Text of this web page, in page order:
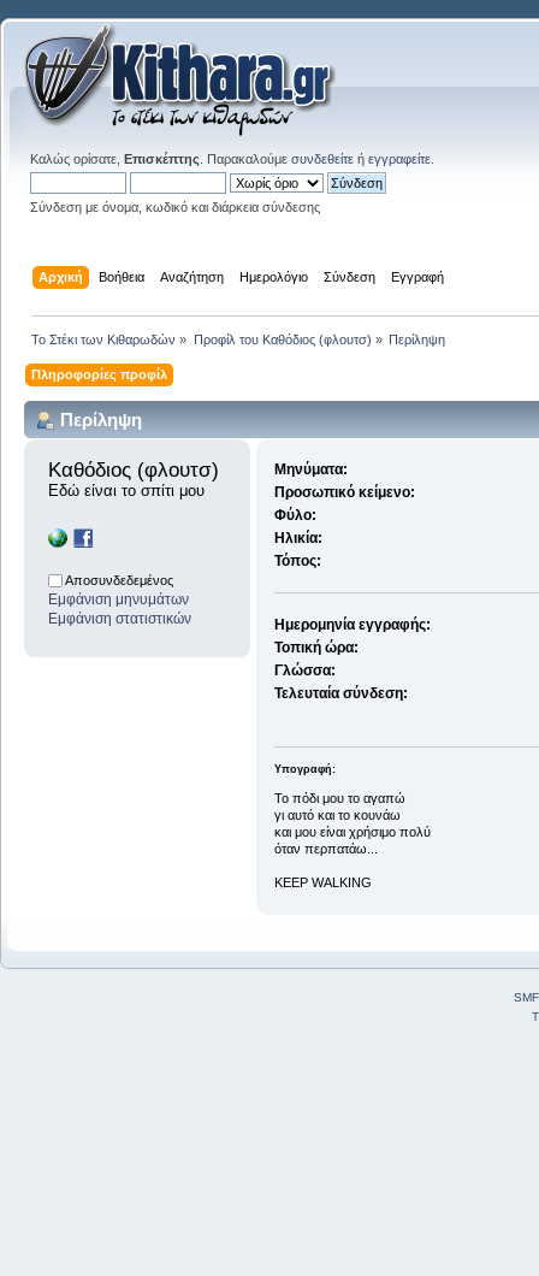
Καλώς ορίσατε, Επισκέπτης . Παρακαλούμε συνδεθείτε ή εγγραφείτε
Σύνδεση με όνομα, κωδικό και διάρκεια σύνδεσης
Αρχική Βοήθεια Αναζήτηση Ημερολόγιο Σύνδεση Εγγραφή
Το Στέκι των Κιθαρωδών » Προφίλ του Καθόδιος (φλουτσ) » Περίληψη
Πληροφορίες προφίλ
Περίληψη
Καθόδιος (φλουτσ)
Εδώ είναι το σπίτι μου
Αποσυνδεδεμένος
Εμφάνιση μηνυμάτων
Εμφάνιση στατιστικών
Μηνύματα:
Προσωπικό κείμενο:
Φύλο:
Ηλικία:
Τόπος:
Ημερομηνία εγγραφής:
Τοπική ώρα:
Γλώσσα:
Τελευταία σύνδεση:
Υπογραφή:
To πόδι μου το αγαπώ
γι αυτό και το κουνάω
και μου είναι χρήσιμο πολύ
όταν περπατάω...
KEEP WALKING